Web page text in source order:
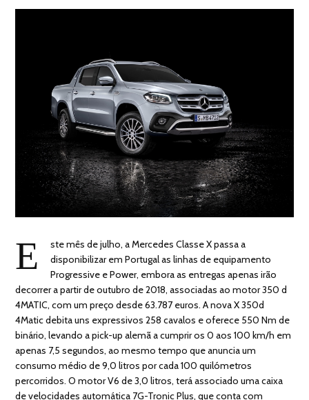
E
ste mês de julho, a Mercedes Classe X passa a
disponibilizar em Portugal as linhas de equipamento
Progressive e Power, embora as entregas apenas irão
decorrer a partir de outubro de 2018, associadas ao motor 350 d
4MATIC, com um preço desde 63.787 euros. A nova X 350d
4Matic debita uns expressivos 258 cavalos e oferece 550 Nm de
binário, levando a pick-up alemã a cumprir os 0 aos 100 km/h em
apenas 7,5 segundos, ao mesmo tempo que anuncia um
consumo médio de 9,0 litros por cada 100 quilómetros
percorridos. O motor V6 de 3,0 litros, terá associado uma caixa
de velocidades automática 7G-Tronic Plus, que conta com